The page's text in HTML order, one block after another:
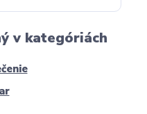
v kategóriách